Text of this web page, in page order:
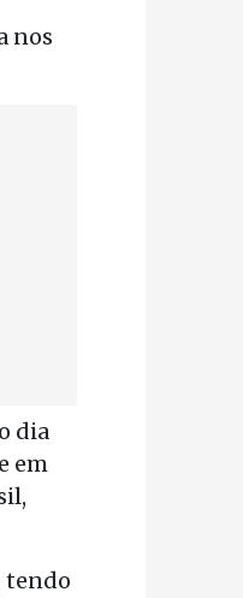
nos
dia
em
tendo